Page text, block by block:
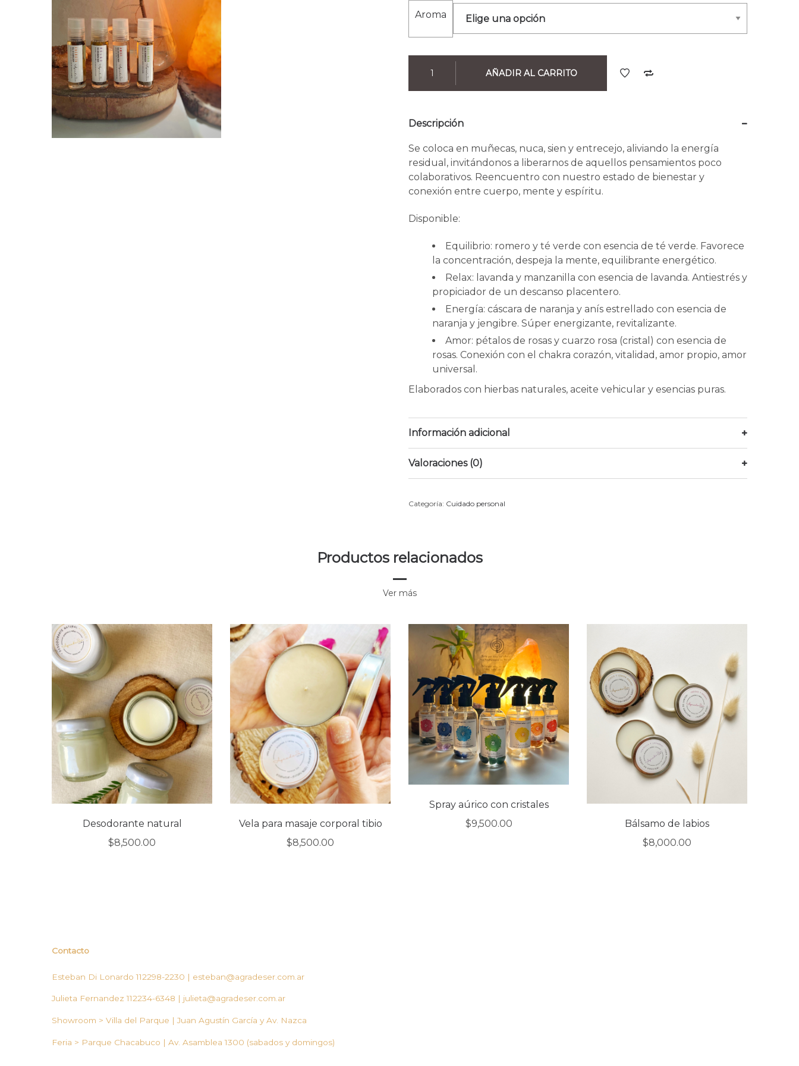
Aroma
AÑADIR AL CARRITO
Descripción
Se coloca en muñecas, nuca, sien y entrecejo, aliviando la energía
residual, invitándonos a liberarnos de aquellos pensamientos poco
colaborativos. Reencuentro con nuestro estado de bienestar y
conexión entre cuerpo, mente y espíritu.
Disponible:
Equilibrio: romero y té verde con esencia de té verde. Favorece
la concentración, despeja la mente, equilibrante energético.
Relax: lavanda y manzanilla con esencia de lavanda. Antiestrés y
propiciador de un descanso placentero.
Energía: cáscara de naranja y anís estrellado con esencia de
naranja y jengibre. Súper energizante, revitalizante.
Amor: pétalos de rosas y cuarzo rosa (cristal) con esencia de
rosas. Conexión con el chakra corazón, vitalidad, amor propio, amor
universal.
Elaborados con hierbas naturales, aceite vehicular y esencias puras.
Información adicional
Valoraciones (0)
Categoría: Cuidado personal
Productos relacionados
Ver más
Desodorante natural
$8,500.00
Vela para masaje corporal tibio
$8,500.00
Spray aúrico con cristales
$9,500.00
Bálsamo de labios
$8,000.00
Contacto
Esteban Di Lonardo 112298-2230 | esteban@agradeser.com.ar
Julieta Fernandez 112234-6348 | julieta@agradeser.com.ar
Showroom > Villa del Parque | Juan Agustín García y Av. Nazca
Feria > Parque Chacabuco | Av. Asamblea 1300 (sabados y domingos)